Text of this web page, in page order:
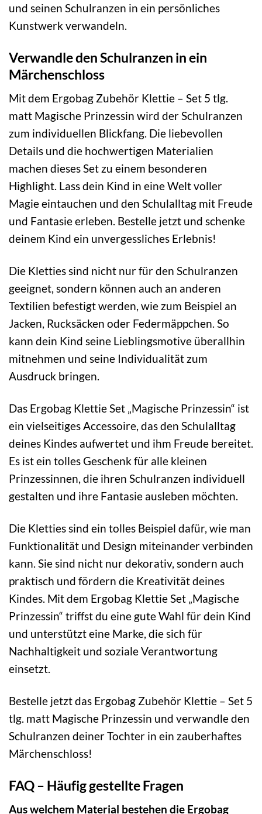
und seinen Schulranzen in ein persönliches
Kunstwerk verwandeln.
Verwandle den Schulranzen in ein
Märchenschloss
Mit dem Ergobag Zubehör Klettie – Set 5 tlg.
matt Magische Prinzessin wird der Schulranzen
zum individuellen Blickfang. Die liebevollen
Details und die hochwertigen Materialien
machen dieses Set zu einem besonderen
Highlight. Lass dein Kind in eine Welt voller
Magie eintauchen und den Schulalltag mit Freude
und Fantasie erleben. Bestelle jetzt und schenke
deinem Kind ein unvergessliches Erlebnis!
Die Kletties sind nicht nur für den Schulranzen
geeignet, sondern können auch an anderen
Textilien befestigt werden, wie zum Beispiel an
Jacken, Rucksäcken oder Federmäppchen. So
kann dein Kind seine Lieblingsmotive überallhin
mitnehmen und seine Individualität zum
Ausdruck bringen.
Das Ergobag Klettie Set „Magische Prinzessin“ ist
ein vielseitiges Accessoire, das den Schulalltag
deines Kindes aufwertet und ihm Freude bereitet.
Es ist ein tolles Geschenk für alle kleinen
Prinzessinnen, die ihren Schulranzen individuell
gestalten und ihre Fantasie ausleben möchten.
Die Kletties sind ein tolles Beispiel dafür, wie man
Funktionalität und Design miteinander verbinden
kann. Sie sind nicht nur dekorativ, sondern auch
praktisch und fördern die Kreativität deines
Kindes. Mit dem Ergobag Klettie Set „Magische
Prinzessin“ triffst du eine gute Wahl für dein Kind
und unterstützt eine Marke, die sich für
Nachhaltigkeit und soziale Verantwortung
einsetzt.
Bestelle jetzt das Ergobag Zubehör Klettie – Set 5
tlg. matt Magische Prinzessin und verwandle den
Schulranzen deiner Tochter in ein zauberhaftes
Märchenschloss!
FAQ – Häufig gestellte Fragen
Aus welchem Material bestehen die Ergobag